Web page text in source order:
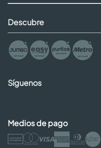
Descubre
Síguenos
Medios de pago